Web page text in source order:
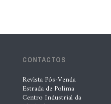
Nádia Conceição
CONTACTOS
Revista Pós-Venda
Estrada de Polima
Centro Industrial da